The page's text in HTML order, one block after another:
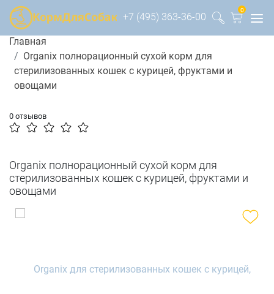
+7 (495) 363-36-00
0
Главная
Organix полнорационный сухой корм для
стерилизованных кошек с курицей, фруктами и
овощами
0 отзывов
Organix полнорационный сухой корм для
стерилизованных кошек с курицей, фруктами и
овощами